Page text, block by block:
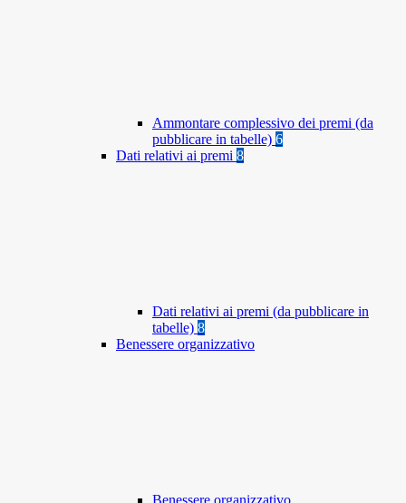
Ammontare complessivo dei premi (da
pubblicare in tabelle) 6
Dati relativi ai premi 8
Dati relativi ai premi (da pubblicare in
tabelle) 8
Benessere organizzativo